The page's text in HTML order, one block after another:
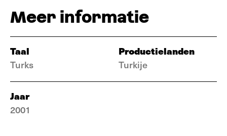
Meer informatie
Taal
Turks
Productielanden
Turkije
Jaar
2001